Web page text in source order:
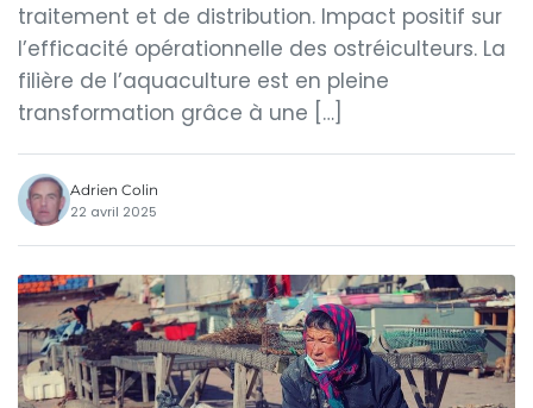
traitement et de distribution. Impact positif sur
l’efficacité opérationnelle des ostréiculteurs. La
filière de l’aquaculture est en pleine
transformation grâce à une […]
Adrien Colin
22 avril 2025